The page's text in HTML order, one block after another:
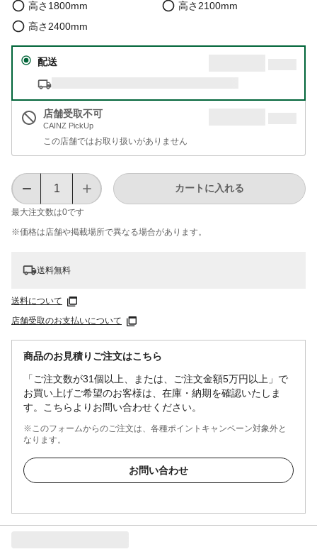
高さ1800mm
高さ2100mm
高さ2400mm
配送
店舗受取不可
CAINZ PickUp
この店舗ではお取り扱いがありません
最大注文数は0です
カートに入れる
※価格は​店舗や​掲載場所で​異なる​場合が​あります。
送料無料
送料について
店舗受取のお支払いについて
商品のお見積りご注文はこちら
「ご注文数が31個以上、または、ご注文金額5万円以上」で
お買い上げご希望のお客様は、在庫・納期を確認いたしま
す。こちらよりお問い合わせください。
※このフォームからのご注文は、各種ポイントキャンペーン対象外と
なります。
お問い合わせ